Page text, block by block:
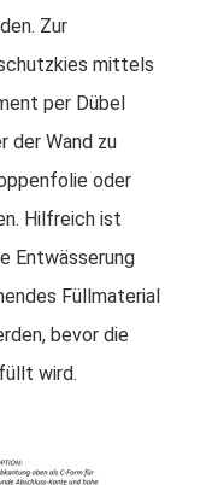
Zur
mittels
per Dübel
der Wand zu
oder
Hilfreich ist
Entwässerung
Füllmaterial
bevor die
wird.